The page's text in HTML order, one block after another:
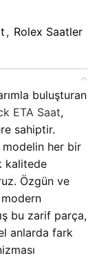
, Rolex Saatler
buluşturan
ETA Saat,
sahiptir.
her bir
kalitede
Özgün ve
bu zarif parça,
anlarda fark